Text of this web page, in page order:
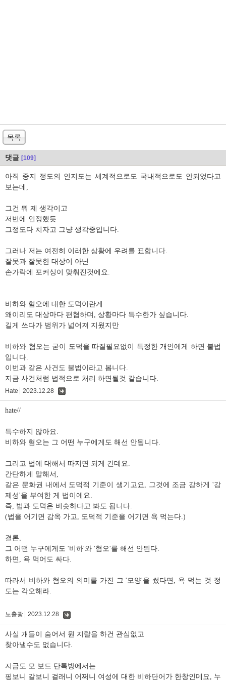
목록
댓글 [109]
아직 중지 정도의 인지도는 세계적으로도 국내적으로도 안되었다고
보는데,
그건 뭐 제 생각이고
저번에 인정했듯
그정도다 치자고 그냥 생각중입니다.
그러나 저는 여전히 이러한 상황에 우려를 표합니다.
잘못과 잘못한 대상이 아닌
손가락에 포커싱이 맞춰진것에요.
비하와 혐오에 대한 도덕이란게
왜이리도 대상마다 편협하며, 상황마다 특수한가 싶습니다.
길게 쓰다가 범위가 넓어져 지웠지만
비하와 혐오는 굳이 도덕을 따질필요없이 특정한 개인에게 하면 불법
입니다.
이번과 같은 사건도 불법이라고 봅니다.
지금 사건처럼 법적으로 처리 하면될것 같습니다.
Hate 2023.12.28
hate//
특수하지 않아요.
비하와 혐오는 그 어떤 누구에게도 해선 안됩니다.
그리고 법에 대해서 따지면 되게 긴데요.
간단하게 말해서,
같은 문화권 내에서 도덕적 기준이 생기고요, 그것에 조금 강하게 '강
제성'을 부여한 게 법이에요.
즉, 법과 도덕은 비슷하다고 봐도 됩니다.
(법을 어기면 감옥 가고, 도덕적 기준을 어기면 욕 먹는다.)
결론,
그 어떤 누구에게도 '비하'와 '혐오'를 해선 안된다.
하면, 욕 먹어도 싸다.
따라서 비하와 혐오의 의미를 가진 그 '모양'을 썼다면, 욕 먹는 것 정
도는 각오해라.
노출광 2023.12.28
사실 걔들이 숨어서 뭔 지랄을 하건 관심없고
찾아낼수도 없습니다.
지금도 모 보드 단톡방에서는
핑보니 갈보니 걸래니 어쩌니 여성에 대한 비하단어가 한창인데요, 누